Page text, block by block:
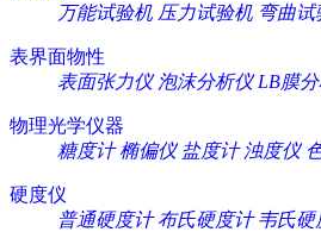
万能试验机 压力试验机 弯曲试
表界面物性
表面张力仪 泡沫分析仪 LB膜
物理光学仪器
糖度计 椭偏仪 盐度计 浊度仪
硬度仪
普通硬度计 布氏硬度计 韦氏硬